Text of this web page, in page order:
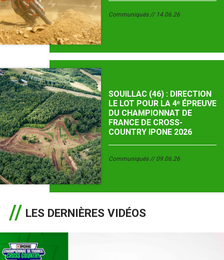
Communiqués 14.06.26
SOUILLAC (46) : DIRECTION
LE LOT POUR LA 4ᵉ ÉPREUVE
DU CHAMPIONNAT DE
FRANCE DE CROSS-
COUNTRY IPONE 2026
Communiqués 09.06.26
LES DERNIÈRES VIDÉOS